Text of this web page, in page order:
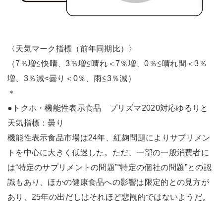
〈天気マーク指標（前年同期比）〉
（7％増≦快晴、3％増≦晴れ＜7％増、0％≦晴れ間＜3％
増、3％減<曇り＜0％、雨≦3％減）
＊
●トクホ・機能性表示食品 プリズマ2020対応ゆるりと
天気指標：曇り
機能性表示食品市場は24年、紅麹問題によりサプリメン
トを中心に大きく低迷した。ただ、一部の一般消費者に
は“特定のサプリメントの問題”“特定の個社の問題”との認
識もあり、ほかの健康食品への影響は限定的との見方が
あり、25年の出だしはそれほど悲観的ではないようだ。